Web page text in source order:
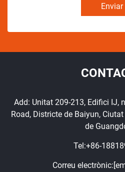
Enviar
Add: Unitat 209-213, Edifici IJ,
Road, Districte de Baiyun,
de
Tel:+86-
Correu electrònic: